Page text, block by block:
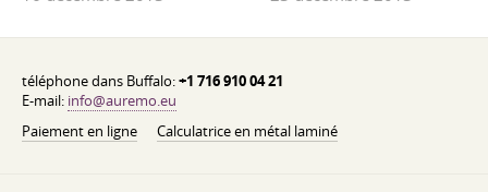
téléphone dans Buffalo:+1 716 910 04 21
E-mail: info@auremo.eu
Paiement en ligne
Calculatrice en métal laminé